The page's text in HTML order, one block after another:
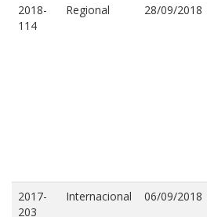
2018-
114
Regional 28/09/2018
2017-
203
Internacional 06/09/2018